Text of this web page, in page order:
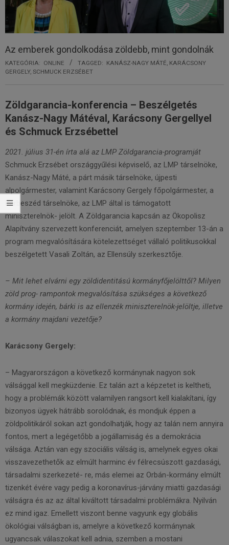
Az emberek gondolkodása zöldebb, mint gondolnák
KATEGÓRIA: ONLINE TAGGED: KANÁSZ-NAGY MÁTÉ KARÁCSONY
GERGELY, SCHMUCK ERZSÉBET
Zöldgarancia-konferencia – Beszélgetés
Kanász-Nagy Mátéval, Karácsony Gergellyel
és Schmuck Erzsébettel
2021. július 31-én írta alá az LMP Zöldgarancia-programját
Schmuck Erzsébet országgyűlési képviselő, az LMP társelnöke,
Kanász-Nagy Máté, a párt másik társelnöke, újpesti
alpolgármester, valamint Karácsony Gergely főpolgármester, a
Párbeszéd társelnöke, az LMP által is támogatott
miniszterelnök- jelölt. A Zöldgarancia kapcsán az Ökopolisz
Alapítvány szervezett konferenciát, amelyen szeptember 13-án a
program megvalósítására kötelezettséget vállaló politikusokkal
beszélgetett Vasali Zoltán, az Ellensúly szerkesztője.
– Mit lehet elvárni egy zöldidentitású kormányfőjelölttől? Milyen
zöld prog- rampontok megvalósítása szükséges a következő
kormány idején, bárki is az ellenzék miniszterelnök-jelöltje, illetve
a kormány majdani vezetője?
Karácsony Gergely:
– Magyarországon a következő kormánynak nagyon sok
válsággal kell megküzdenie. Ez talán azt a képzetet is keltheti,
hogy a problémák között valamilyen rangsort kell kialakítani, így
bizonyos ügyek hátrább sorolódnak, és mondjuk éppen a
zöldpolitikáról sokan azt gondolhatják, hogy az talán nem annyira
fontos, mert a legégetőbb a jogállamiság és a demokrácia
válsága. Aztán van egy szociális válság is, amelynek egyes okai
visszavezethetők az elmúlt harminc év félrecsúszott gazdasági,
társadalmi szerkezeté- re, más elemei az Orbán-kormány elmúlt
tizenkét évére vagy pedig a koronavírus-járvány miatti gazdasági
válságra és az az által kiváltott társadalmi problémákra. Nyilván
ez mind igaz. Emellett viszont benne vagyunk egy globális
ökológiai válságban is, amelyre a következő kormánynak
ugyancsak válaszokat kell adnia, szemben a mostani